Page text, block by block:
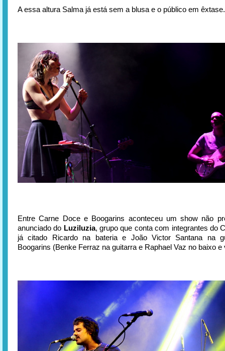
A essa altura Salma já está sem a blusa e o público em êxtase.
Entre Carne Doce e Boogarins aconteceu um show não
anunciado do Luziluzia, grupo que conta com integrantes do
já citado Ricardo na bateria e João Victor Santana na
Boogarins (Benke Ferraz na guitarra e Raphael Vaz no baixo e